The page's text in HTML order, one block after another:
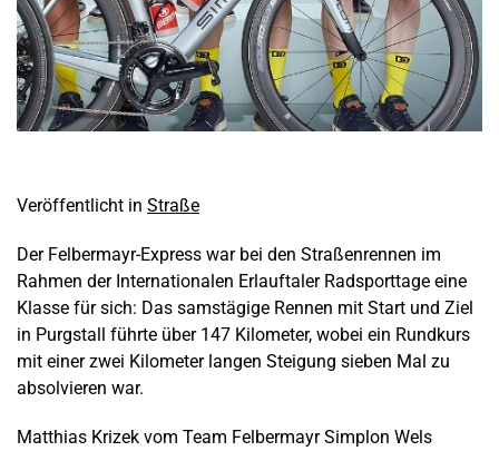
Veröffentlicht in Straße
Der Felbermayr-Express war bei den Straßenrennen im
Rahmen der Internationalen Erlauftaler Radsporttage eine
Klasse für sich: Das samstägige Rennen mit Start und Ziel
in Purgstall führte über 147 Kilometer, wobei ein Rundkurs
mit einer zwei Kilometer langen Steigung sieben Mal zu
absolvieren war.
Matthias Krizek vom Team Felbermayr Simplon Wels